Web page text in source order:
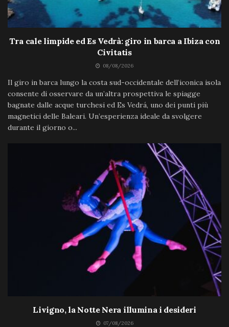
Tra cale limpide ed Es Vedrà: giro in barca a Ibiza con
Civitatis
08/08/2026
Il giro in barca lungo la costa sud-occidentale dell’iconica isola
consente di osservare da un’altra prospettiva le spiagge
bagnate dalle acque turchesi ed Es Vedrá, uno dei punti più
magnetici delle Baleari. Un’esperienza ideale da svolgere
durante il giorno o...
Livigno, la Notte Nera illumina i desideri
07/08/2026